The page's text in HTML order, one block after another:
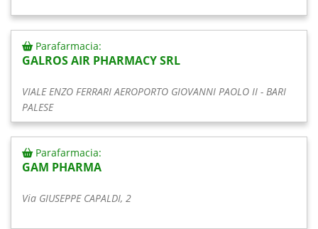
Parafarmacia:
GALROS AIR PHARMACY SRL
VIALE ENZO FERRARI AEROPORTO GIOVANNI PAOLO II - BARI
PALESE
Parafarmacia:
GAM PHARMA
Via GIUSEPPE CAPALDI, 2